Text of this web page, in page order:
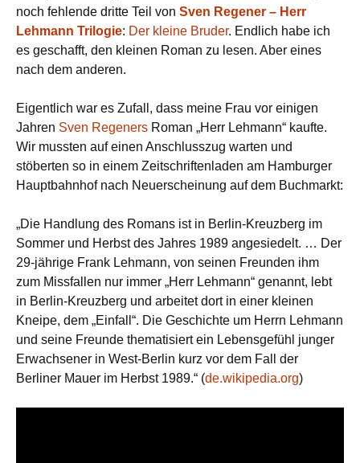
noch fehlende dritte Teil von Sven Regener – Herr
Lehmann Trilogie: Der kleine Bruder. Endlich habe ich
es geschafft, den kleinen Roman zu lesen. Aber eines
nach dem anderen.
Eigentlich war es Zufall, dass meine Frau vor einigen
Jahren Sven Regeners Roman „Herr Lehmann“ kaufte.
Wir mussten auf einen Anschlusszug warten und
stöberten so in einem Zeitschriftenladen am Hamburger
Hauptbahnhof nach Neuerscheinung auf dem Buchmarkt:
„Die Handlung des Romans ist in Berlin-Kreuzberg im
Sommer und Herbst des Jahres 1989 angesiedelt. … Der
29-jährige Frank Lehmann, von seinen Freunden ihm
zum Missfallen nur immer „Herr Lehmann“ genannt, lebt
in Berlin-Kreuzberg und arbeitet dort in einer kleinen
Kneipe, dem „Einfall“. Die Geschichte um Herrn Lehmann
und seine Freunde thematisiert ein Lebensgefühl junger
Erwachsener in West-Berlin kurz vor dem Fall der
Berliner Mauer im Herbst 1989.“ (de.wikipedia.org)